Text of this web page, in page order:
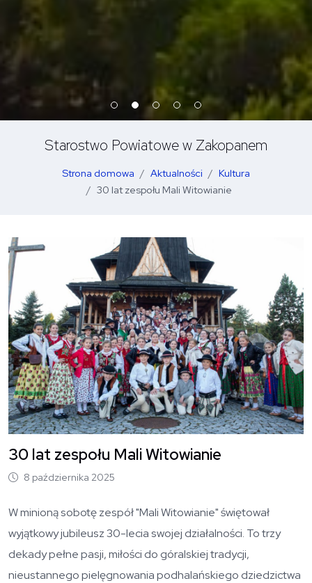
Starostwo Powiatowe w Zakopanem
Strona domowa Aktualności
Kultura
30 lat zespołu Mali Witowianie
30 lat zespołu Mali Witowianie
8 października 2025
W minioną sobotę zespół "Mali Witowianie" świętował
wyjątkowy jubileusz 30-lecia swojej działalności. To trzy
dekady pełne pasji, miłości do góralskiej tradycji,
nieustannego pielęgnowania podhalańskiego dziedzictwa